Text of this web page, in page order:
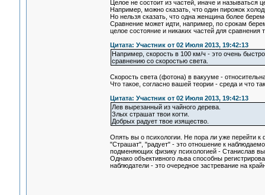
Целое не состоит из частей, иначе и называться
Например, можно сказать, что один пирожок
Но нельзя сказать, что одна женщина более
Сравнение может идти, например, по срокам
целое состояние и никаких частей для
Цитата: Участник от 02 Июля 2013, 19:42:13
Например, скорость в 100 км/ч - это очень
сравнению со скоростью света.
Скорость света (фотона) в вакууме -
Что такое, согласно вашей теории - среда и что
Цитата: Участник от 02 Июля 2013, 19:42:13
Лев вырезанный из чайного дерева.
Злых страшат твои когти.
Добрых радует твое изящество.
Опять вы о психологии. Не пора ли уже перейти к
"Страшат", "радует" - это отношение к
подменяющих физику психологией - Станислав
Однако объективного льва способны
наблюдатели - это очередное застревание на